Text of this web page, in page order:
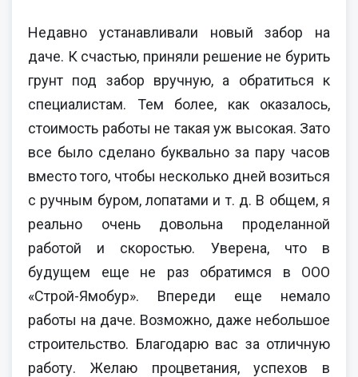
Недавно устанавливали новый забор на
даче. К счастью, приняли решение не бурить
грунт под забор вручную, а обратиться к
специалистам. Тем более, как оказалось,
стоимость работы не такая уж высокая. Зато
все было сделано буквально за пару часов
вместо того, чтобы несколько дней возиться
с ручным буром, лопатами и т. д. В общем, я
реально очень довольна проделанной
работой и скоростью. Уверена, что в
будущем еще не раз обратимся в ООО
«Строй-Ямобур». Впереди еще немало
работы на даче. Возможно, даже небольшое
строительство. Благодарю вас за отличную
работу. Желаю процветания, успехов в